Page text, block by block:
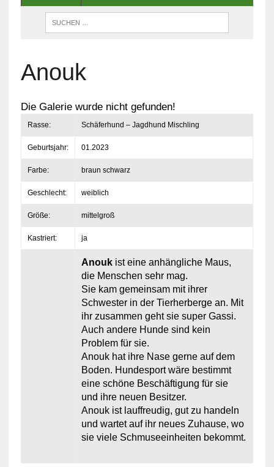
Anouk
Die Galerie wurde nicht gefunden!
Rasse: Schäferhund – Jagdhund Mischling
Geburtsjahr: 01.2023
Farbe: braun schwarz
Geschlecht: weiblich
Größe: mittelgroß
Kastriert: ja
Anoukist eine anhängliche Maus,
die Menschen sehr mag.
Sie kam gemeinsam mit ihrer
Schwester in der Tierherberge an. Mit
ihr zusammen geht sie super Gassi.
Auch andere Hunde sind kein
Problem für sie.
Anouk hat ihre Nase gerne auf dem
Boden. Hundesport wäre bestimmt
eine schöne Beschäftigung für sie
und ihre neuen Besitzer.
Anouk ist lauffreudig, gut zu handeln
und wartet auf ihr neues Zuhause, wo
sie viele Schmuseeinheiten bekommt.